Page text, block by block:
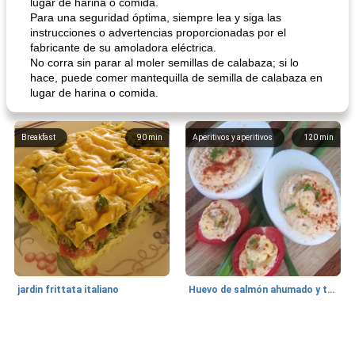
Para una seguridad óptima, siempre lea y siga las
instrucciones o advertencias proporcionadas por el
fabricante de su amoladora eléctrica.
No corra sin parar al moler semillas de calabaza; si lo
hace, puede comer mantequilla de semilla de calabaza en
lugar de harina o comida.
90 min
Breakfast
jardin frittata italiano
120 min
Aperitivos y aperitivos
Huevo de salmón ahumado y tomates rellenos.